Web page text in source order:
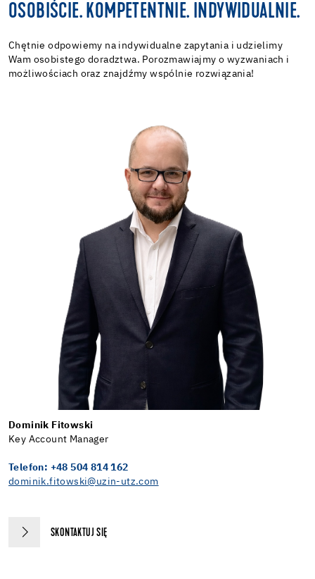
OSOBIŚCIE. KOMPETENTNIE. INDYWIDUALNIE.
Chętnie odpowiemy na indywidualne zapytania i udzielimy
Wam osobistego doradztwa. Porozmawiajmy o wyzwaniach i
możliwościach oraz znajdźmy wspólnie rozwiązania!
Dominik Fitowski
Key Account Manager
Telefon: +48 504 814 162
dominik.fitowski@uzin-utz.com
SKONTAKTUJ SIĘ